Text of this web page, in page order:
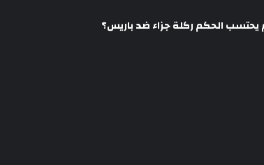
الحكم ركلة جزاء ضد باريس؟